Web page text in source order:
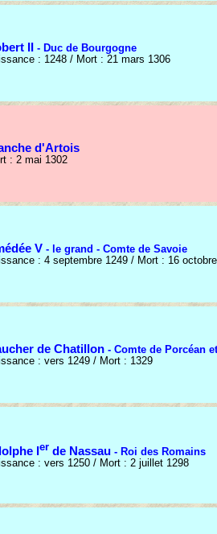
II - Duc de Bourgogne
: 1248 / Mort : 21 mars 1306
d'Artois
: 2 mai 1302
V - le grand - Comte de Savoie
: 4 septembre 1249 / Mort : 16
de Chatillon - Comte de Porcéan
: vers 1249 / Mort : 1329
Ier de Nassau - Roi des Romains
: vers 1250 / Mort : 2 juillet 1298